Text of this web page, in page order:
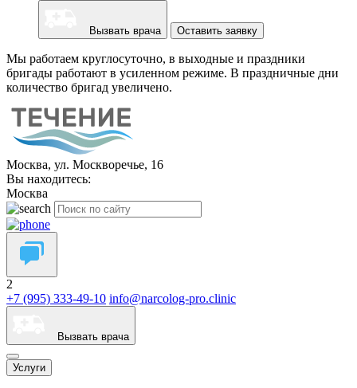
Вызвать врача Оставить заявку
Мы работаем круглосуточно, в выходные и праздники
бригады работают в усиленном режиме. В праздничные дни
количество бригад увеличено.
Москва, ул. Москворечье, 16
Вы находитесь:
Москва
2
+7 (995) 333-49-10 info@narcolog-pro.clinic
Вызвать врача
Услуги